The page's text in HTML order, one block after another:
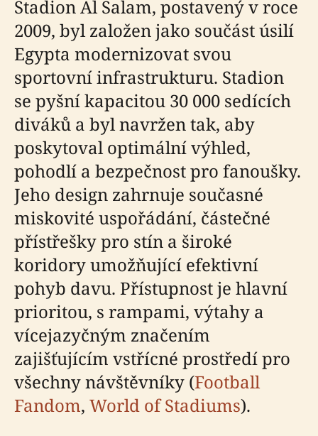
Stadion Al Salam, postavený v roce
2009, byl založen jako součást úsilí
Egypta modernizovat svou
sportovní infrastrukturu. Stadion
se pyšní kapacitou 30 000 sedících
diváků a byl navržen tak, aby
poskytoval optimální výhled,
pohodlí a bezpečnost pro fanoušky.
Jeho design zahrnuje současné
miskovité uspořádání, částečné
přístřešky pro stín a široké
koridory umožňující efektivní
pohyb davu. Přístupnost je hlavní
prioritou, s rampami, výtahy a
vícejazyčným značením
zajišťujícím vstřícné prostředí pro
všechny návštěvníky (Football
Fandom, World of Stadiums).